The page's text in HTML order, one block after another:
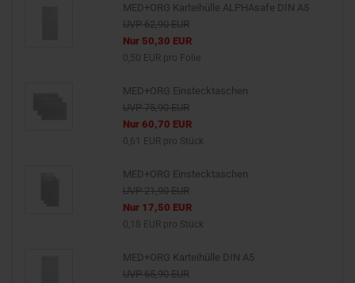
MED+ORG Karteihülle ALPHAsafe DIN A5
UVP 62,90 EUR
Nur 50,30 EUR
0,50 EUR pro Folie
MED+ORG Einstecktaschen
UVP 75,90 EUR
Nur 60,70 EUR
0,61 EUR pro Stück
MED+ORG Einstecktaschen
UVP 21,90 EUR
Nur 17,50 EUR
0,18 EUR pro Stück
MED+ORG Karteihülle DIN A5
UVP 65,90 EUR